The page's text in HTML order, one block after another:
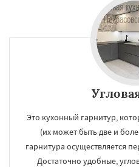
Это кухонный гарнитур,
(их может быть две и
гарнитура осуществляется
Достаточно удобные,